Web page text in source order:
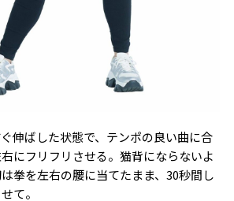
伸ばした状態で、テンポの良い曲に合
にフリフリさせる。猫背にならないよ
拳を左右の腰に当てたまま、30秒間し
て。